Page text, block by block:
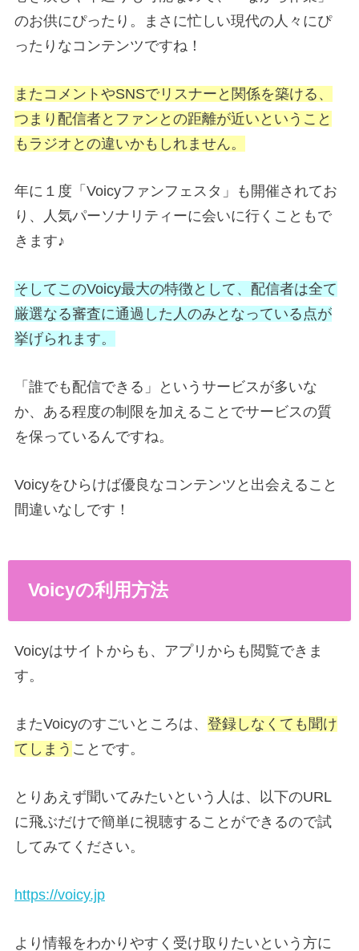
のお供にぴったり。まさに忙しい現代の人々にぴ
ったりなコンテンツですね！
またコメントやSNSでリスナーと関係を築ける、
つまり配信者とファンとの距離が近いということ
もラジオとの違いかもしれません。
年に１度「Voicyファンフェスタ」も開催されてお
り、人気パーソナリティーに会いに行くこともで
きます♪
そしてこのVoicy最大の特徴として、配信者は全て
厳選なる審査に通過した人のみとなっている点が
挙げられます。
「誰でも配信できる」というサービスが多いな
か、ある程度の制限を加えることでサービスの質
を保っているんですね。
Voicyをひらけば優良なコンテンツと出会えること
間違いなしです！
Voicyの利用方法
Voicyはサイトからも、アプリからも閲覧できま
す。
またVoicyのすごいところは、 登録しなくても聞け
てしまう ことです。
とりあえず聞いてみたいという人は、以下のURL
に飛ぶだけで簡単に視聴することができるので試
してみてください。
https://voicy.jp
より情報をわかりやすく受け取りたいという方に